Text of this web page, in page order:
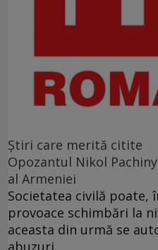
Ştiri care merită citite
Opozantul Nikol
al Armeniei
Societatea civilă poate,
provoace schimbări la
aceasta din urmă se
abuzuri.